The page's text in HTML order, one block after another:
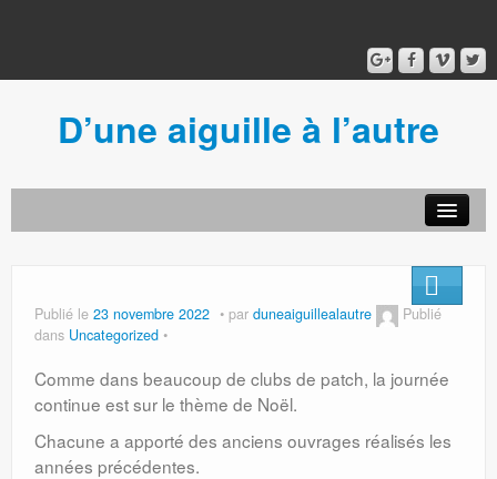
D’une aiguille à l’autre
Publié le 23 novembre 2022 par duneaiguillealautre
Publié
dans Uncategorized
Comme dans beaucoup de clubs de patch, la journée
continue est sur le thème de Noël.
Chacune a apporté des anciens ouvrages réalisés les
années précédentes.